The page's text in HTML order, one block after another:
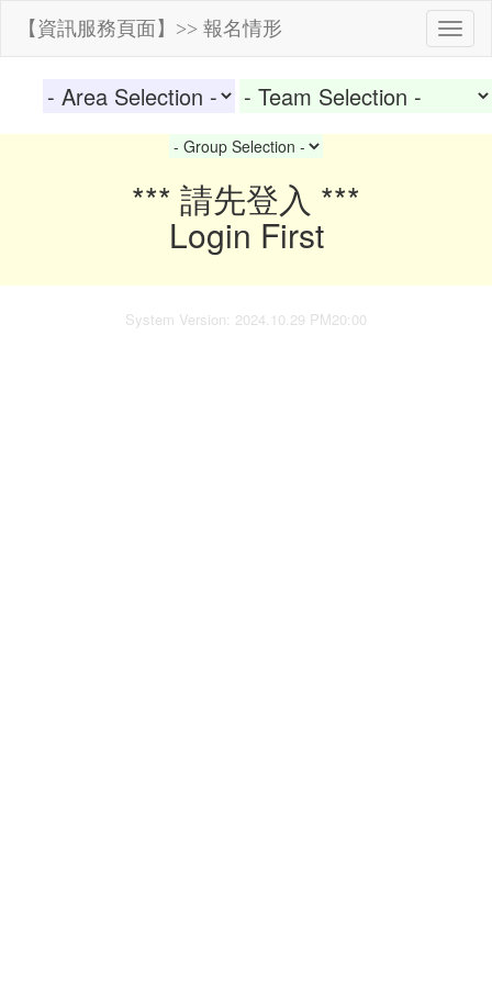
【資訊服務頁面】>> 報名情形
*** 請先登入 ***
Login First
System Version: 2024.10.29 PM20:00